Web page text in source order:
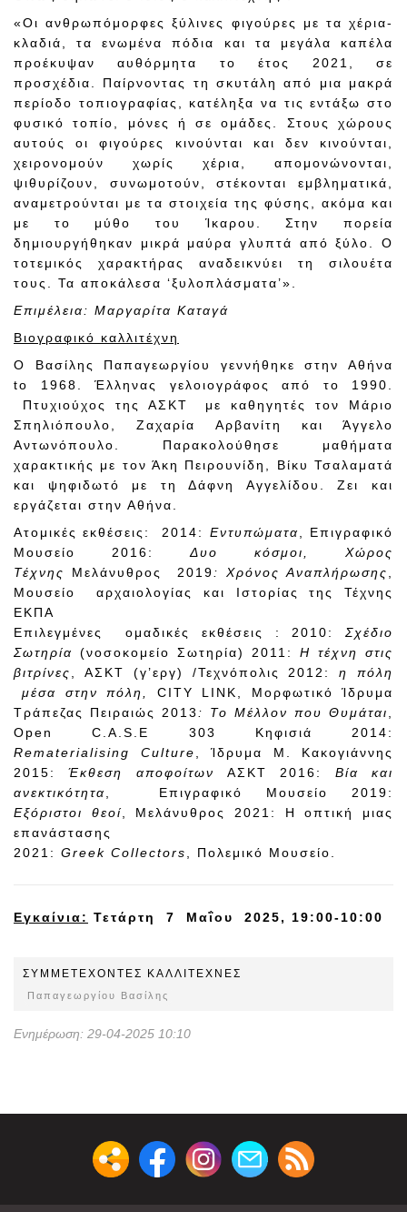
«Οι ανθρωπόμορφες ξύλινες φιγούρες με τα χέρια-
κλαδιά, τα ενωμένα πόδια και τα μεγάλα καπέλα
προέκυψαν αυθόρμητα το έτος 2021, σε
προσχέδια. Παίρνοντας τη σκυτάλη από μια μακρά
περίοδο τοπιογραφίας, κατέληξα να τις εντάξω στο
φυσικό τοπίο, μόνες ή σε ομάδες. Στους χώρους
αυτούς οι φιγούρες κινούνται και δεν κινούνται,
χειρονομούν χωρίς χέρια, απομονώνονται,
ψιθυρίζουν, συνωμοτούν, στέκονται εμβληματικά,
αναμετρούνται με τα στοιχεία της φύσης, ακόμα και
με το μύθο του Ίκαρου. Στην πορεία
δημιουργήθηκαν μικρά μαύρα γλυπτά από ξύλο. Ο
τοτεμικός χαρακτήρας αναδεικνύει τη σιλουέτα
τους. Τα αποκάλεσα ‘ξυλοπλάσματα’».
Επιμέλεια: Μαργαρίτα Καταγά
Βιογραφικό καλλιτέχνη
Ο Βασίλης Παπαγεωργίου γεννήθηκε στην Αθήνα
to 1968. Έλληνας γελοιογράφος από το 1990.
Πτυχιούχος της ΑΣΚΤ με καθηγητές τον Μάριο
Σπηλιόπουλο, Ζαχαρία Αρβανίτη και Άγγελο
Αντωνόπουλο. Παρακολούθησε μαθήματα
χαρακτικής με τον Άκη Πειρουνίδη, Βίκυ Τσαλαματά
και ψηφιδωτό με τη Δάφνη Αγγελίδου. Ζει και
εργάζεται στην Αθήνα.
Ατομικές εκθέσεις: 2014: Εντυπώματα, Επιγραφικό
Μουσείο 2016:Δυο κόσμοι, Χώρος
Τέχνης
Μελάνυθρος 2019: Χρόνος Αναπλήρωσης,
Μουσείο αρχαιολογίας και Ιστορίας της Τέχνης
ΕΚΠΑ
Επιλεγμένες ομαδικές εκθέσεις : 2010: Σχέδιο
Σωτηρία
(νοσοκομείο Σωτηρία) 2011: Η τέχνη στις
βιτρίνες, ΑΣΚΤ (γ’εργ) /Τεχνόπολις 2012:η πόλη
μέσα στην πόλη,
CITY LINK, Μορφωτικό Ίδρυμα
Τράπεζας Πειραιώς 2013: Το Μέλλον που Θυμάται,
Open C.A.S.E 303 Κηφισιά 2014:
Rematerialising
Culture, Ίδρυμα Μ. Κακογιάννης
2015:Έκθεση αποφοίτων ΑΣΚΤ 2016: Βία και
ανεκτικότητα, Επιγραφικό Μουσείο 2019:
Εξόριστοι θεοί, Μελάνυθρος 2021: Η οπτική μιας
επανάστασης
2021: Greek Collectors, Πολεμικό Μουσείο.
Εγκαίνια: Τετάρτη 7 Μαΐου 2025, 19:00-10:00
ΣΥΜΜΕΤEΧOΝΤΕΣ ΚΑΛΛΙΤΕΧΝΕΣ
Παπαγεωργίου Βασίλης
Ενημέρωση: 29-04-2025 10:10